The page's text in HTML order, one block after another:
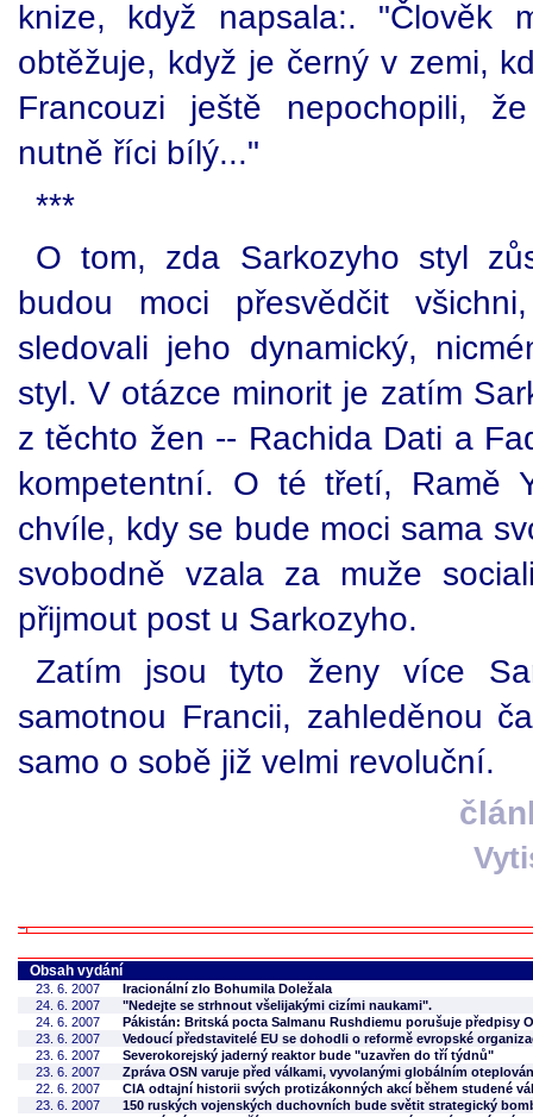
knize, když napsala:. "Člověk
obtěžuje, když je černý v zemi,
Francouzi ještě nepochopili,
nutně říci bílý..."
***
O tom, zda Sarkozyho styl
budou moci přesvědčit
sledovali jeho dynamický,
styl. V otázce minorit je zatím
z těchto žen -- Rachida Dati a
kompetentní. O té třetí, Ramě
chvíle, kdy se bude moci sama
svobodně vzala za muže
přijmout post u Sarkozyho.
Zatím jsou tyto ženy více
samotnou Francii, zahleděnou
samo o sobě již velmi revoluční.
Obsah vydání
23. 6. 2007
Iracionální zlo Bohumila Doležala
24. 6. 2007
"Nedejte se strhnout všelijakými cizími naukami".
24. 6. 2007
Pákistán: Britská pocta Salmanu Rushdiemu porušuje předpisy
23. 6. 2007
Vedoucí představitelé EU se dohodli o reformě evropské
23. 6. 2007
Severokorejský jaderný reaktor bude "uzavřen do tří týdnů"
23. 6. 2007
Zpráva OSN varuje před válkami, vyvolanými globálním
22. 6. 2007
CIA odtajní historii svých protizákonných akcí během studené
23. 6. 2007
150 ruských vojenských duchovních bude světit strategický